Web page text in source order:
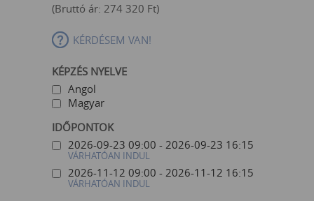
(Bruttó ár: 274 320 Ft)
KÉRDÉSEM VAN!
KÉPZÉS NYELVE
Angol
Magyar
IDŐPONTOK
2026-09-23 09:00 - 2026-09-23 16:15
VÁRHATÓAN INDUL
2026-11-12 09:00 - 2026-11-12 16:15
VÁRHATÓAN INDUL